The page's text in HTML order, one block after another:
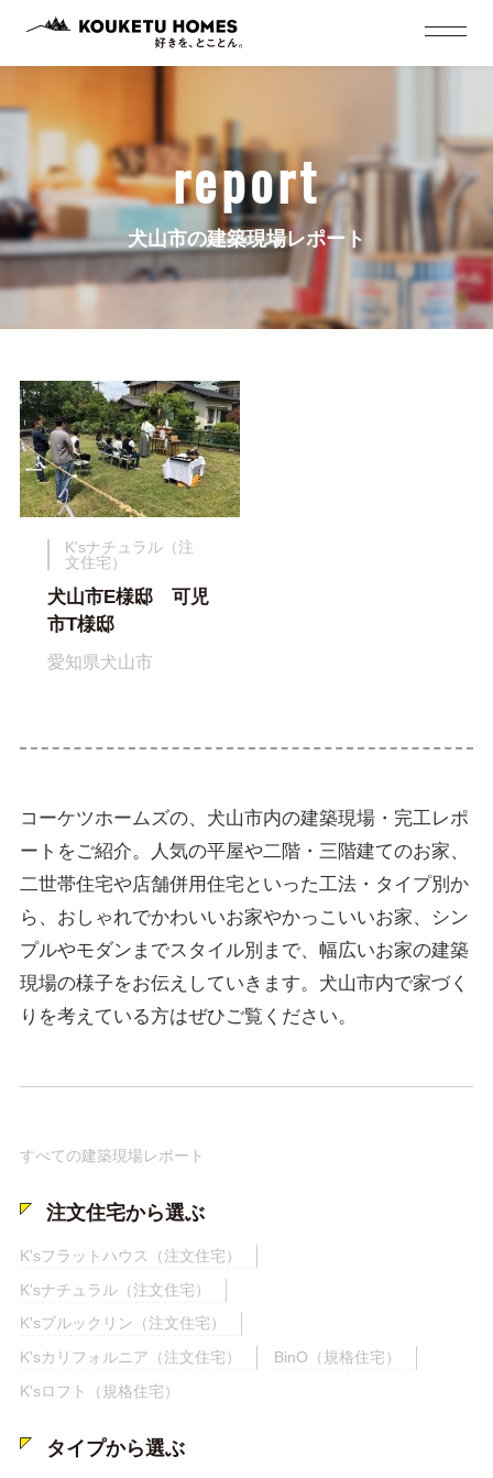
report
犬山市の建築現場レポート
K'sナチュラル（注
文住宅）
犬山市E様邸 可児
市T様邸
愛知県犬山市
コーケツホームズの、犬山市内の建築現場・完工レポ
ートをご紹介。人気の平屋や二階・三階建てのお家、
二世帯住宅や店舗併用住宅といった工法・タイプ別か
ら、おしゃれでかわいいお家やかっこいいお家、シン
プルやモダンまでスタイル別まで、幅広いお家の建築
現場の様子をお伝えしていきます。犬山市内で家づく
りを考えている方はぜひご覧ください。
すべての建築現場レポート
注文住宅から選ぶ
K'sフラットハウス（注文住宅）
K'sナチュラル（注文住宅）
K'sブルックリン（注文住宅）
K'sカリフォルニア（注文住宅）
BinO（規格住宅）
K'sロフト（規格住宅）
タイプから選ぶ